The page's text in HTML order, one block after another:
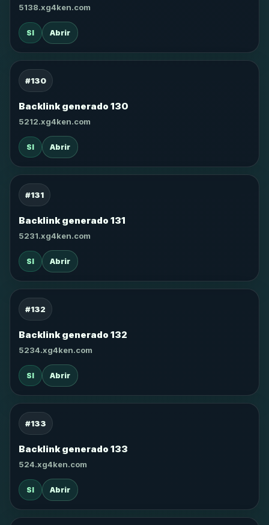
5138.xg4ken.com
SI Abrir
#130
Backlink generado 130
5212.xg4ken.com
SI Abrir
#131
Backlink generado 131
5231.xg4ken.com
SI Abrir
#132
Backlink generado 132
5234.xg4ken.com
SI Abrir
#133
Backlink generado 133
524.xg4ken.com
SI Abrir